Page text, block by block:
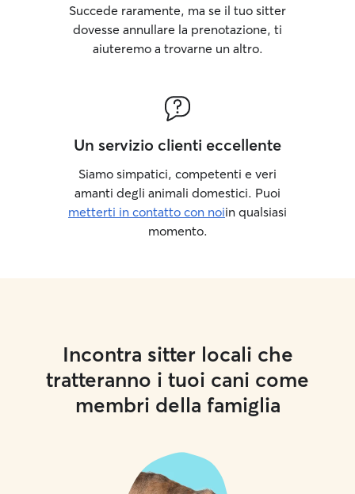
Succede raramente, ma se il tuo sitter
dovesse annullare la prenotazione, ti
aiuteremo a trovarne un altro.
Un servizio clienti eccellente
Siamo simpatici, competenti e veri
amanti degli animali domestici. Puoi
metterti in contatto con noiin qualsiasi
momento.
Incontra sitter locali che
tratteranno i tuoi cani come
membri della famiglia